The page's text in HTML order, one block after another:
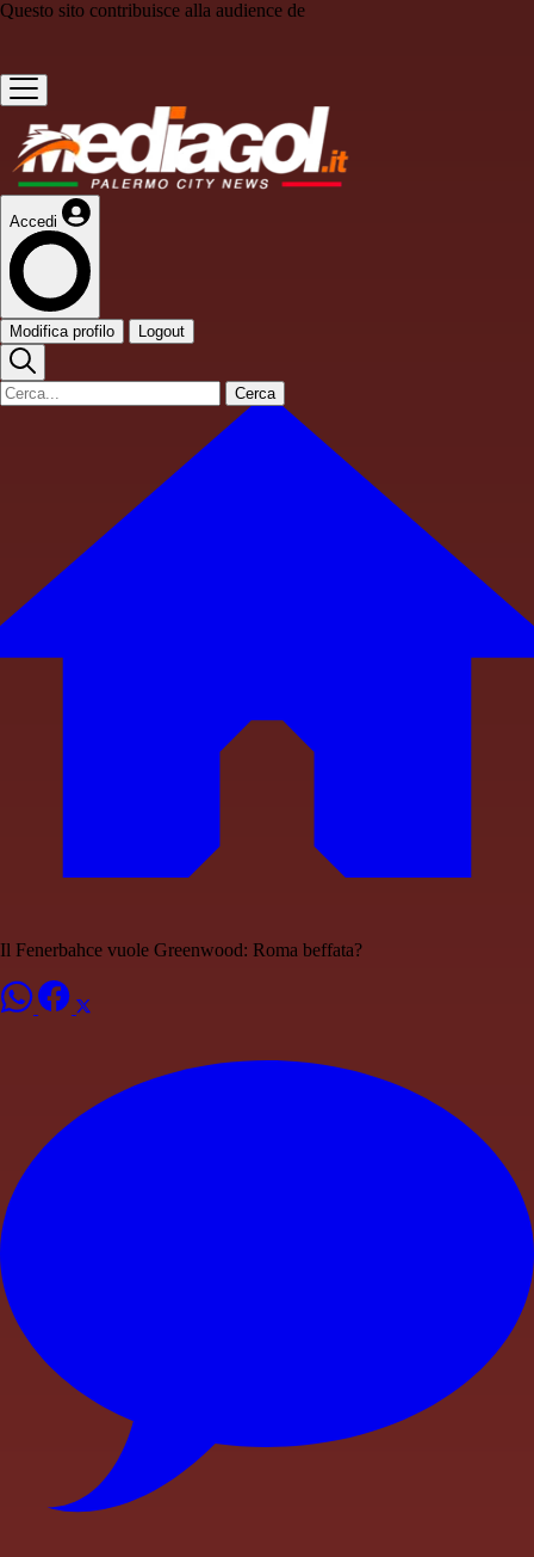
Questo sito contribuisce alla audience de
Accedi
Modifica profilo Logout
Cerca
Il Fenerbahce vuole Greenwood: Roma beffata?